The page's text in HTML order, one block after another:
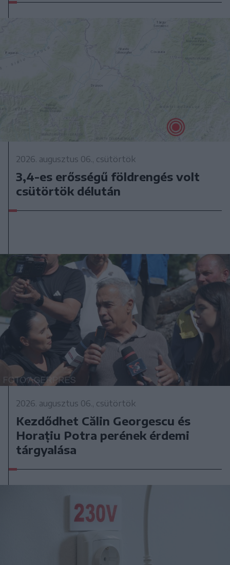
2026. augusztus 06., csütörtök
3,4-es erősségű földrengés volt
csütörtök délután
2026. augusztus 06., csütörtök
Kezdődhet Călin Georgescu és
Horațiu Potra perének érdemi
tárgyalása